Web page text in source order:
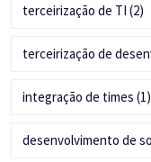
terceirização de TI (2)
terceirização de
integração de times (1)
desenvolvimento de